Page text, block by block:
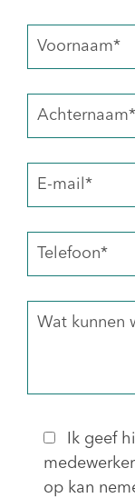
Ik geef
op kan